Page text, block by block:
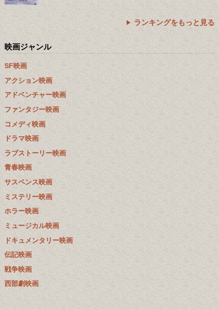
ランキングをもっと見る
映画ジャンル
SF映画
アクション映画
アドベンチャー映画
ファンタジー映画
コメディ映画
ドラマ映画
ラブストーリー映画
青春映画
サスペンス映画
ミステリー映画
ホラー映画
ミュージカル映画
ドキュメンタリー映画
伝記映画
戦争映画
西部劇映画